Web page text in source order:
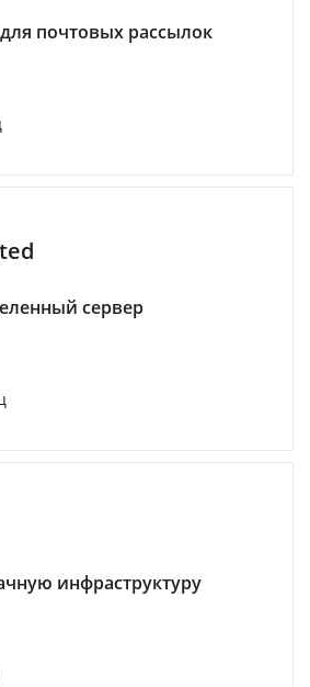
почтовых рассылок
сервер
инфраструктуру